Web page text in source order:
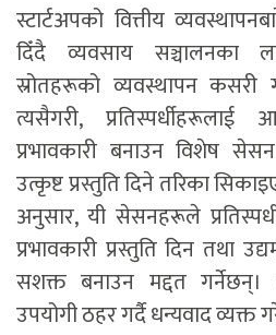
स्टार्टअपको वित्तीय
दिँदै व्यवसाय सञ्चालनका
स्रोतहरूको व्यवस्थापन कसरी
त्यसैगरी,
प्रभावकारी बनाउन विशेष
उत्कृष्ट प्रस्तुति दिने तरिका
अनुसार, यी सेसनहरूले
प्रभावकारी प्रस्तुति दिन तथा
सशक्त बनाउन मद्दत
उपयोगी ठहर गर्दै धन्यवाद व्यक्त